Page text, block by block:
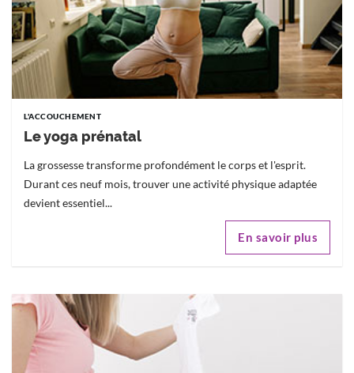
L'ACCOUCHEMENT
Le yoga prénatal
La grossesse transforme profondément le corps et l'esprit.
Durant ces neuf mois, trouver une activité physique adaptée
devient essentiel...
En savoir plus